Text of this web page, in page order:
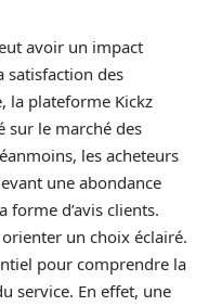
avoir un impact
satisfaction des
la plateforme Kickz
sur le marché des
les acheteurs
une abondance
forme d’avis clients.
un choix éclairé.
pour comprendre la
service. En effet, une